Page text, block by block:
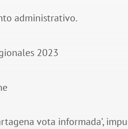
vota informada’,